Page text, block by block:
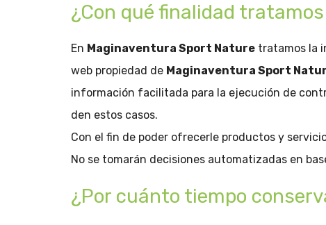
¿Con qué finalidad
En Maginaventura Sport Nature tratamos la
web propiedad de Maginaventura Sport
información facilitada para la ejecución de
den estos casos.
Con el fin de poder ofrecerle productos y
No se tomarán decisiones automatizadas en
¿Por cuánto tiempo